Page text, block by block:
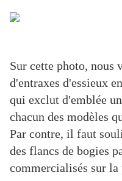
Sur cette photo, nous
d'entraxes d'essieux
qui exclut d'emblée
chacun des modèles
Par contre, il faut
des flancs de bogies
commercialisés sur